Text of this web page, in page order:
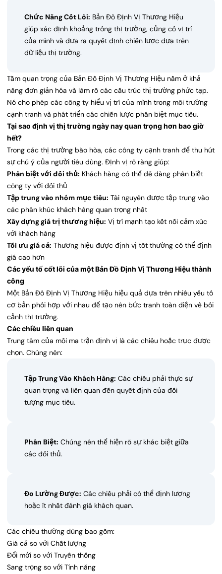
Chức Năng Cốt Lõi: Bản Đồ Định Vị Thương Hiệu
giúp xác định khoảng trống thị trường, củng cố vị trí
của mình và đưa ra quyết định chiến lược dựa trên
dữ liệu thị trường.
Tầm quan trọng của Bản Đồ Định Vị Thương Hiệu nằm ở khả
năng đơn giản hóa và làm rõ các cấu trúc thị trường phức tạp.
Nó cho phép các công ty hiểu vị trí của mình trong môi trường
cạnh tranh và phát triển các chiến lược phân biệt mục tiêu.
Tại sao định vị thị trường ngày nay quan trọng hơn bao giờ
hết?
Trong các thị trường bão hòa, các công ty cạnh tranh để thu hút
sự chú ý của người tiêu dùng. Định vị rõ ràng giúp:
Phân biệt với đối thủ: Khách hàng có thể dễ dàng phân biệt
công ty với đối thủ
Tập trung vào nhóm mục tiêu: Tài nguyên được tập trung vào
các phân khúc khách hàng quan trọng nhất
Xây dựng giá trị thương hiệu: Vị trí mạnh tạo kết nối cảm xúc
với khách hàng
Tối ưu giá cả: Thương hiệu được định vị tốt thường có thể định
giá cao hơn
Các yếu tố cốt lõi của một Bản Đồ Định Vị Thương Hiệu thành
công
Một Bản Đồ Định Vị Thương Hiệu hiệu quả dựa trên nhiều yếu tố
cơ bản phối hợp với nhau để tạo nên bức tranh toàn diện về bối
cảnh thị trường.
Các chiều liên quan
Trung tâm của mỗi ma trận định vị là các chiều hoặc trục được
chọn. Chúng nên:
Tập Trung Vào Khách Hàng: Các chiều phải thực sự
quan trọng và liên quan đến quyết định của đối
tượng mục tiêu.
Phân Biệt: Chúng nên thể hiện rõ sự khác biệt giữa
các đối thủ.
Đo Lường Được: Các chiều phải có thể định lượng
hoặc ít nhất đánh giá khách quan.
Các chiều thường dùng bao gồm:
Giá cả so với Chất lượng
Đổi mới so với Truyền thống
Sang trọng so với Tính năng